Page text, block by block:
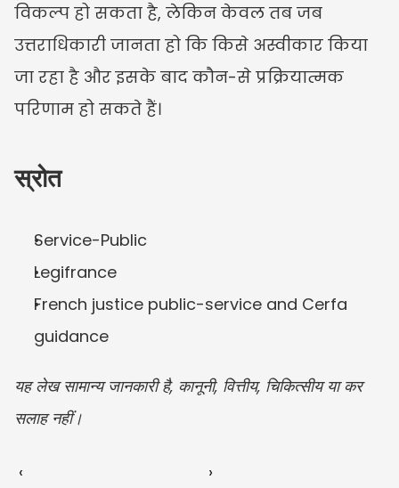
विकल्प हो सकता है, लेकिन केवल तब जब
उत्तराधिकारी जानता हो कि किसे अस्वीकार किया
जा रहा है और इसके बाद कौन-से प्रक्रियात्मक
परिणाम हो सकते हैं।
स्रोत
Service-Public
Legifrance
French justice public-service and Cerfa
guidance
यह लेख सामान्य जानकारी है, कानूनी, वित्तीय, चिकित्सीय या कर
सलाह नहीं।
‹ ›